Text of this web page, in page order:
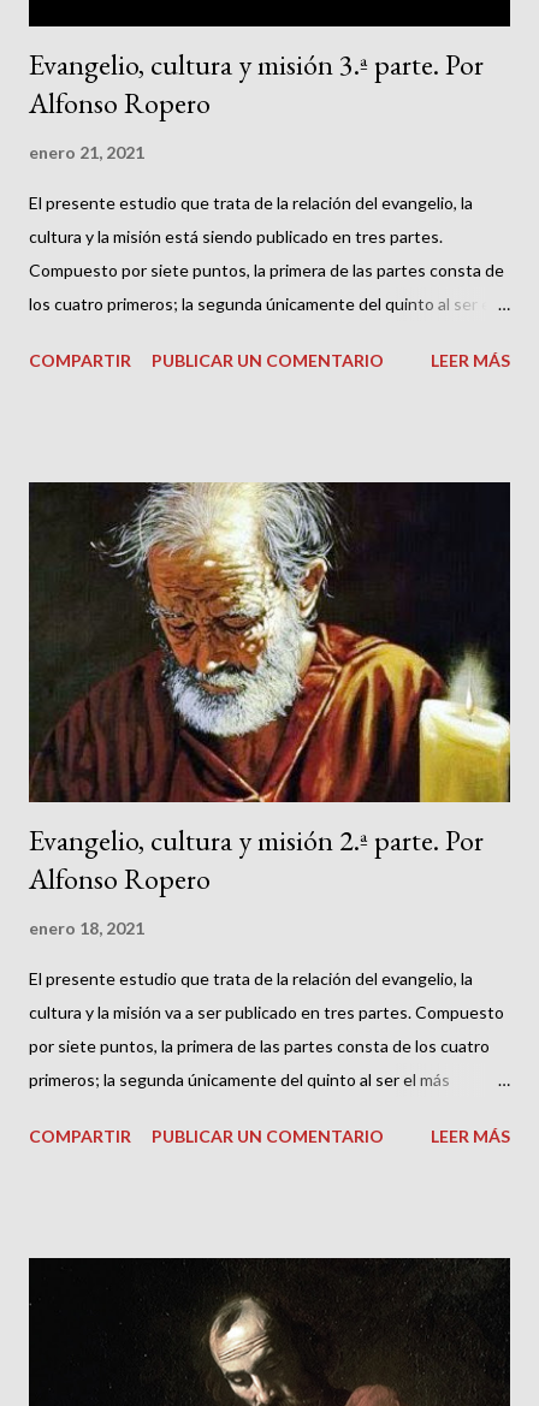
Evangelio, cultura y misión 3.ª parte. Por
Alfonso Ropero
enero 21, 2021
El presente estudio que trata de la relación del evangelio, la
cultura y la misión está siendo publicado en tres partes.
Compuesto por siete puntos, la primera de las partes consta de
los cuatro primeros; la segunda únicamente del quinto al ser el
primera parte:
cultura-y-mision-2-parte-por.html 1. Actualidad de Pablo 2.
Profetas, sabios y escribas en el Reino de Dios 3. La Gran
Comisión: Universalidad geográfica, étnica y cultural 4.
Desarrollo doctrinal en el Nuevo Testamento 5. Pablo en
Atenas: Primer encuentro entre la fe y la razón 6. La filosofía en
busca de la fe 7. Evangelio, cultura y misión
COMPARTIR PUBLICAR UN COMENTARIO LEER MÁS
Evangelio, cultura y misión 2.ª parte. Por
Alfonso Ropero
enero 18, 2021
El presente estudio que trata de la relación del evangelio, la
cultura y la misión va a ser publicado en tres partes. Compuesto
por siete puntos, la primera de las partes consta de los cuatro
primeros; la segunda únicamente del quinto al ser el más
parte
Comisión: Universalidad geográfica, étnica y cultural 4.
Desarrollo doctrinal en el Nuevo Testamento 5. Pablo en
Atenas: Primer encuentro entre la fe y la razón 6. La filosofía en
busca de la fe 7. Evangelio, cultura y misión
COMPARTIR PUBLICAR UN COMENTARIO LEER MÁS